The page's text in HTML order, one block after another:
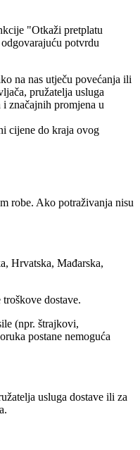
"Otkaži pretplatu
potvrdu
na nas utječu povećanja ili
pružatelja usluga
značajnih promjena u
cijene do kraja ovog
robe. Ako potraživanja nisu
Hrvatska, Mađarska,
dostave.
(npr. štrajkovi,
postane nemoguća
usluga dostave ili za